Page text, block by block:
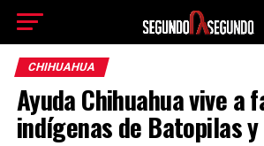
CHIHUAHUA
Ayuda Chihuahua vive a
indígenas de Batopilas